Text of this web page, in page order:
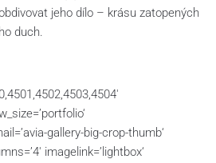
jeho dílo – krásu zatopených
duch.
gallery-big-crop-thumb‘
imagelink=’lightbox‘